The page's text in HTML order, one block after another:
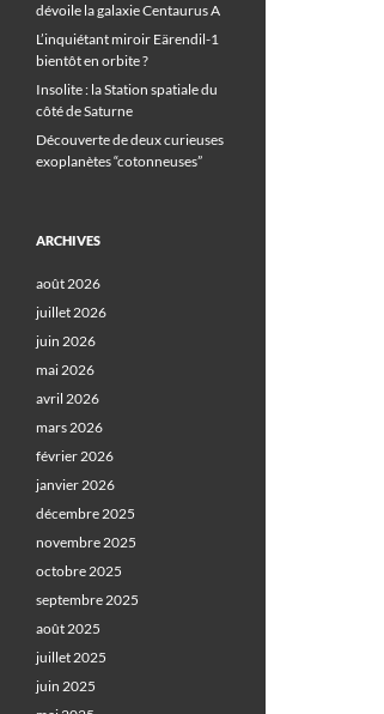
dévoile la galaxie Centaurus A
L’inquiétant miroir Eärendil-1
bientôt en orbite ?
Insolite : la Station spatiale du
côté de Saturne
Découverte de deux curieuses
exoplanètes “cotonneuses”
ARCHIVES
août 2026
juillet 2026
juin 2026
mai 2026
avril 2026
mars 2026
février 2026
janvier 2026
décembre 2025
novembre 2025
octobre 2025
septembre 2025
août 2025
juillet 2025
juin 2025